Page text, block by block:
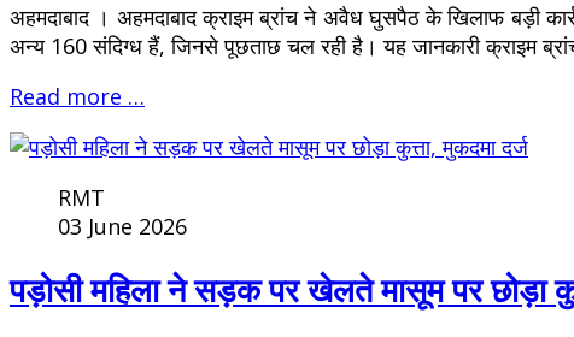
अहमदाबाद । अहमदाबाद क्राइम ब्रांच ने अवैध घुसपैठ के खिलाफ बड़ी
अन्य 160 संदिग्ध हैं, जिनसे पूछताछ चल रही है। यह जानकारी क्राइम
Read more …
RMT
03 June 2026
पड़ोसी महिला ने सड़क पर खेलते मासूम पर छोड़ा